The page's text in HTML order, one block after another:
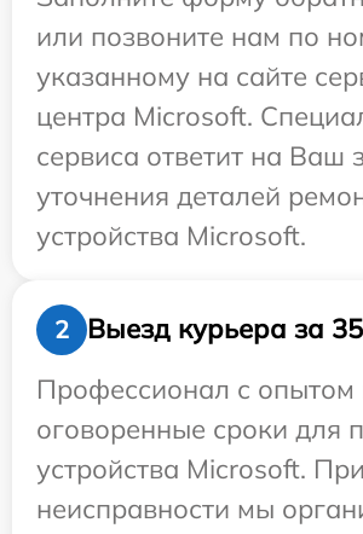
или позвоните нам по
указанному на сайте
центра Microsoft.
сервиса ответит на Ваш
уточнения деталей
устройства Microsoft.
2
Выезд курьера за
Профессионал с опытом
оговоренные сроки для
устройства Microsoft.
неисправности мы